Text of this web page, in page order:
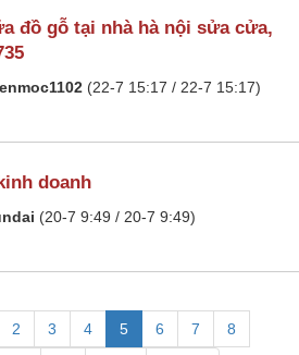
đồ gỗ tại nhà hà nội sửa cửa,
(22-7 15:17 / 22-7 15:17)
doanh
(20-7 9:49 / 20-7 9:49)
2 3 4 5 6 7 8